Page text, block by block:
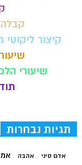
קיצור ליקוטי
שיעורי
תגיות נבחרות
אדם סיני אהבה